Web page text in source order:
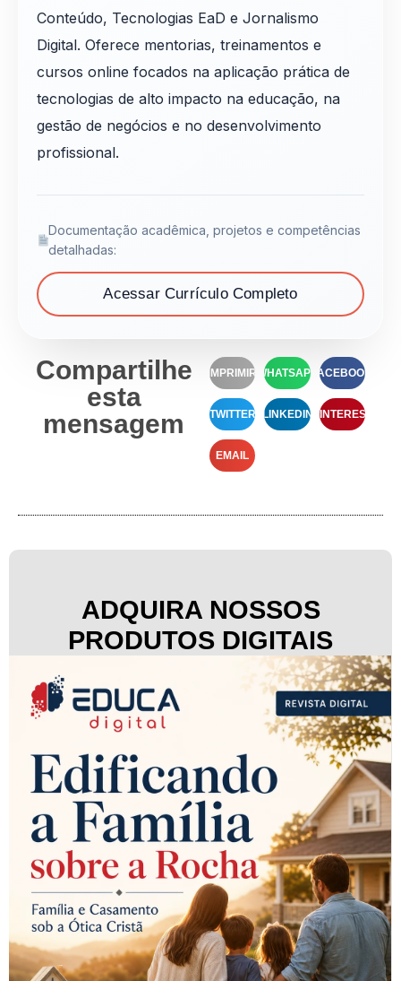
Conteúdo, Tecnologias EaD e Jornalismo
Digital. Oferece mentorias, treinamentos e
cursos online focados na aplicação prática de
tecnologias de alto impacto na educação, na
gestão de negócios e no desenvolvimento
profissional.
Documentação acadêmica, projetos e competências
detalhadas:
Acessar Currículo Completo
Compartilhe
esta
mensagem
IMPRIMIR WHATSAPP FACEBOOK
TWITTER LINKEDIN PINTEREST
EMAIL
ADQUIRA NOSSOS
PRODUTOS DIGITAIS